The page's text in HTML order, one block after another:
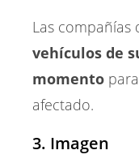
Las compañías
vehículos de
momento
afectado.
3. Imagen